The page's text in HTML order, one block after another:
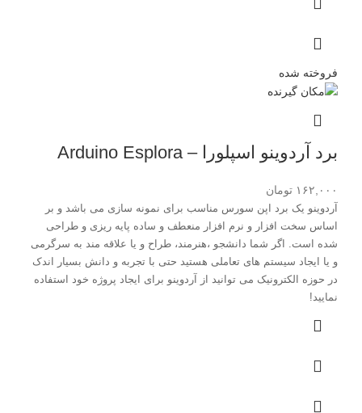
فروخته شده
برد آردوینو اسپلورا – Arduino Esplora
۱۶۲,۰۰۰ تومان
آردوینو یک برد اپن سورس مناسب برای نمونه سازی می باشد و بر
اساس سخت افزار و نرم افزار منعطف و ساده پایه ریزی و طراحی
شده است. اگر شما دانشجو ،هنرمند، طراح و یا علاقه مند به سرگرمی
و یا ایجاد سیستم های تعاملی هستید حتی با تجربه و دانش بسیار اندک
در حوزه الکترونیک می توانید از آردوینو برای ایجاد پروژه خود استفاده
نمایید!